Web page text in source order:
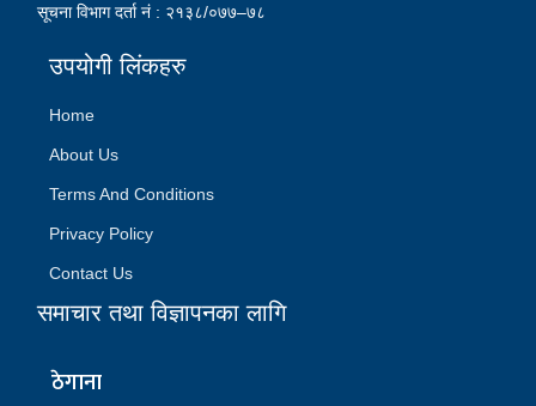
सूचना विभाग दर्ता नं : २१३८/०७७–७८
उपयोगी लिंकहरु
Home
About Us
Terms And Conditions
Privacy Policy
Contact Us
समाचार तथा विज्ञापनका लागि
ठेगाना